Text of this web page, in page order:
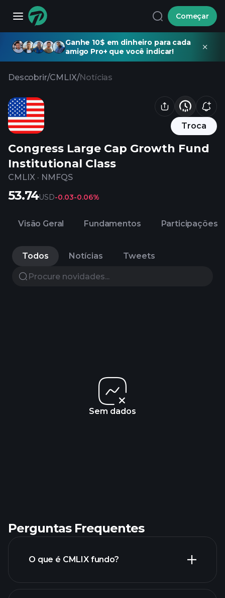
Começar
Ganhe 10$ em dinheiro para cada
amigo Pro+ que você indicar!
Descobrir/CMLIX/Notícias
Troca
Congress Large Cap Growth Fund
Institutional Class
CMLIX · NMFQS
53.74USD-0.03-0.06%
Visão Geral Fundamentos Participações
Todos Notícias Tweets
Sem dados
Perguntas Frequentes
O que é CMLIX fundo?